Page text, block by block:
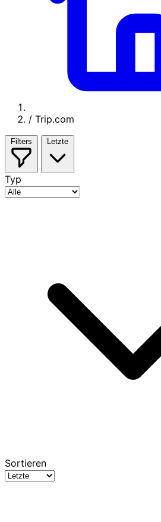
/ Trip.com
Filters Letzte
Typ
Sortieren